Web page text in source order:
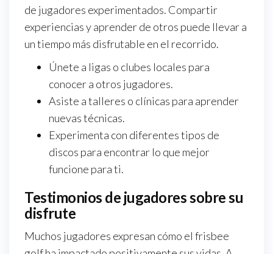
de jugadores experimentados. Compartir
experiencias y aprender de otros puede llevar a
un tiempo más disfrutable en el recorrido.
Únete a ligas o clubes locales para
conocer a otros jugadores.
Asiste a talleres o clínicas para aprender
nuevas técnicas.
Experimenta con diferentes tipos de
discos para encontrar lo que mejor
funcione para ti.
Testimonios de jugadores sobre su
disfrute
Muchos jugadores expresan cómo el frisbee